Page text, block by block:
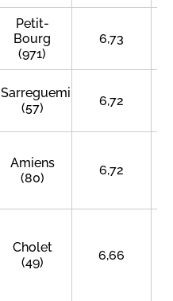
Petit-
Bourg
(971)
6,73
Sarreguemines
(57)
6,72
Amiens
(80)
6,72
Cholet
(49)
6,66